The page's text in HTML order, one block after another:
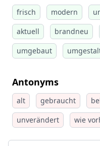
frisch modern
aktuell
brandneu
umgebaut
Antonyms
alt gebraucht
unverändert
wie